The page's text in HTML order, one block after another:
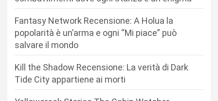
Fantasy Network Recensione: A Holua la
popolarità è un’arma e ogni “Mi piace” può
salvare il mondo
Kill the Shadow Recensione: La verità di Dark
Tide City appartiene ai morti